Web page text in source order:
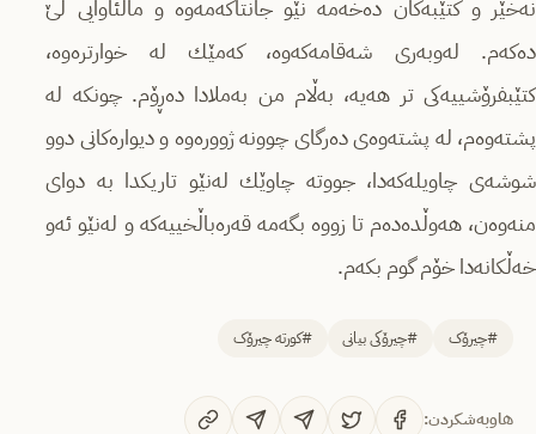
نه‌خێر و كتێبه‌كان ده‌خه‌مه‌ نێو جانتاكه‌مه‌وه‌ و ماڵئاوایی لێ
ده‌كه‌م. له‌وبه‌ری شه‌قامه‌كه‌وه‌، كه‌مێك له‌ خوارتره‌وه‌،
كتێبفرۆشییه‌كی تر هه‌یه،‌ به‌ڵام من به‌ملادا ده‌ڕۆم. چونكه‌ له‌
پشته‌وه‌م، له‌ پشته‌وه‌ی ده‌رگای چوونه‌ ژووره‌وه‌ و دیواره‌كانی دوو
شوشه‌‌ی چاویله‌كه‌دا، جووته‌ چاوێك له‌نێو تاریكدا به‌ دوای
منه‌وه‌ن، هه‌وڵده‌ده‌م تا زووه‌ بگه‌مه‌ قه‌ره‌باڵخییه‌كه ‌و له‌نێو ئه‌و
خه‌ڵكانه‌دا خۆم گوم بكه‌م.
#چیرۆک #چیرۆکی بیانی #کورتە چیرۆک
هاوبەشکردن: